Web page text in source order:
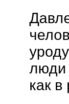
люди
как в